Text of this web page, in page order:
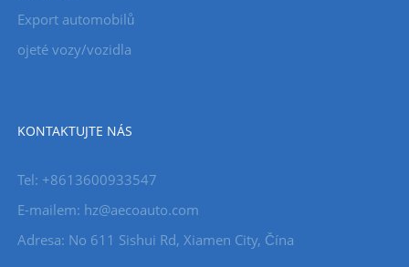
Export automobilů
ojeté vozy/vozidla
KONTAKTUJTE NÁS
Tel: +8613600933547
E-mailem: hz@aecoauto.com
Adresa: No 611 Sishui Rd, Xiamen City, Čína